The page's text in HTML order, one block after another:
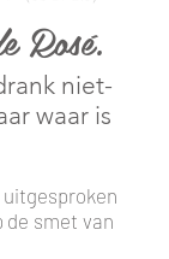
Rosé.
niet-
waar is
uitgesproken
de smet van